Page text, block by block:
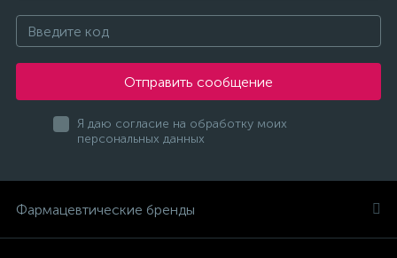
Отправить сообщение
Я даю согласие на обработку моих
персональных данных
Фармацевтические бренды